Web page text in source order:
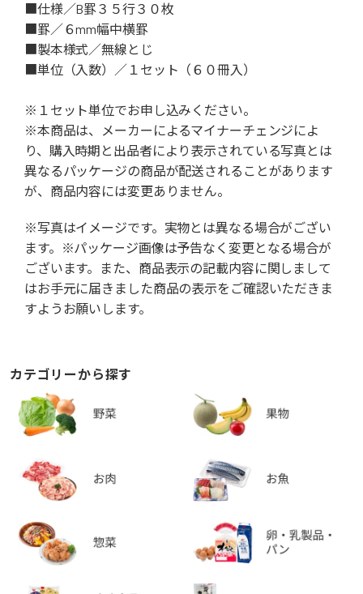
■仕様／B罫３５行３０枚
■罫／６mm幅中横罫
■製本様式／無線とじ
■単位（入数）／１セット（６０冊入）
※１セット単位でお申し込みください。
※本商品は、メーカーによるマイナーチェンジによ
り、購入時期と出品者により表示されている写真とは
異なるパッケージの商品が配送されることがあります
が、商品内容には変更ありません。
※写真はイメージです。実物とは異なる場合がござい
ます。※パッケージ画像は予告なく変更となる場合が
ございます。また、商品表示の記載内容に関しまして
はお手元に届きました商品の表示をご確認いただきま
すようお願いします。
カテゴリーから探す